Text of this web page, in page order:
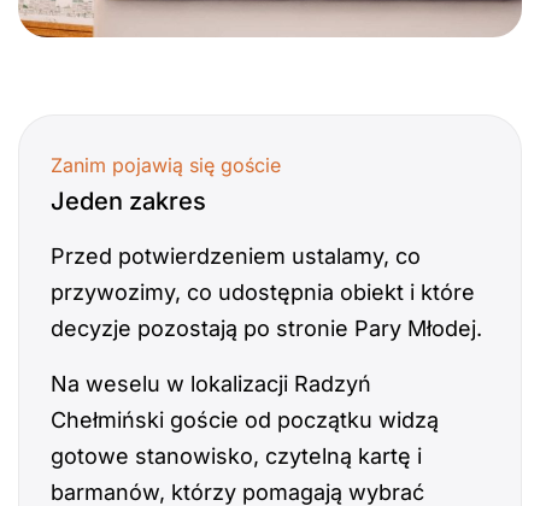
Zanim pojawią się goście
Jeden zakres
Przed potwierdzeniem ustalamy, co
przywozimy, co udostępnia obiekt i które
decyzje pozostają po stronie Pary Młodej.
Na weselu w lokalizacji Radzyń
Chełmiński goście od początku widzą
gotowe stanowisko, czytelną kartę i
barmanów, którzy pomagają wybrać